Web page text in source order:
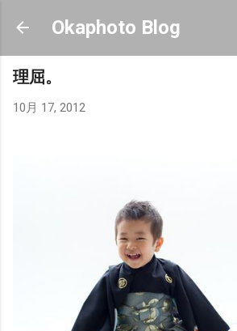
スキップしてメイン コンテン
Okaphoto Blog
理屈。
10月 17, 2012